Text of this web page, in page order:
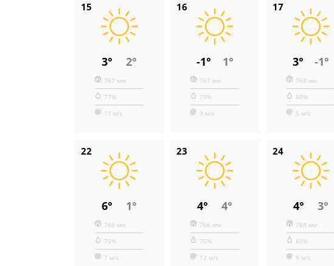
15
3° 2°
767 мм
77%
11 м/с
16
-1° 1°
767 мм
79%
9 м/с
17
3° -1°
768 мм
80%
5 м/с
22
6° 1°
766 мм
75%
7 м/с
23
4° 4°
766 мм
75%
12 м/с
24
4° 3°
768 мм
80%
9 м/с